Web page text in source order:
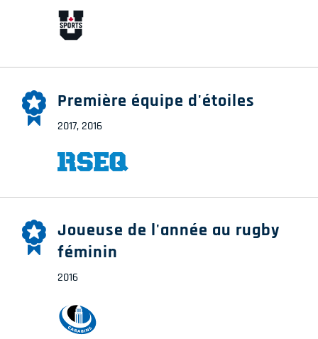
Première équipe d'étoiles
2017, 2016
Joueuse de l'année au rugby
féminin
2016